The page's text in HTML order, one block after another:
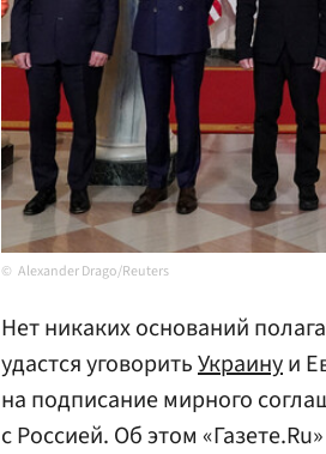
Alexander Drago/Reuters
Нет никаких оснований
удастся уговоритьУкраинуи
на подписание мирного
с Россией. Об этом